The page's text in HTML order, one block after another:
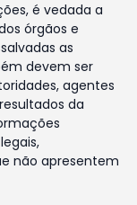
é vedada a
órgãos e
as
devem ser
agentes
da
não apresentem